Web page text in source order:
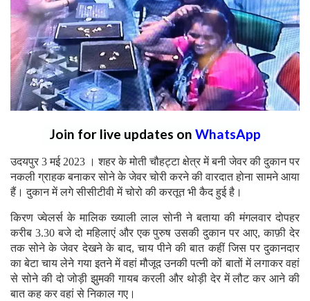
Join for live updates on WhatsApp
उदयपुर 3 मई 2023 । शहर के मोती चौहट्टा क्षेत्र में बनी जेवर की दुकान पर
नकली ग्राहक बनाकर सोने के जेवर चोरी करने की वारदात होना सामने आया
हैं। दुकान में लगे सीसीटीवी में चोरो की करतूत भी कैद हुई है।
किरण ज्वेलर्स के मालिक ख्याली लाल सोनी ने बताया की मंगलवार दोपहर
करीब 3.30 बजे दो महिलाएं और एक पुरुष उसकी दुकान पर आए, काफ़ी देर
तक सोने के जेवर देखने के बाद, चाय पीने की बात कहीं जिस पर दुकानदार
का बेटा चाय लेने गया इतने में वहां मौजूद उनकी पत्नी कों बातों में लगाकर वहां
से सोने की दो जोड़ी झुमकी गायब करली और थोड़ी देर में लौट कर आने की
बात कह कर वहां से निकाल गए।